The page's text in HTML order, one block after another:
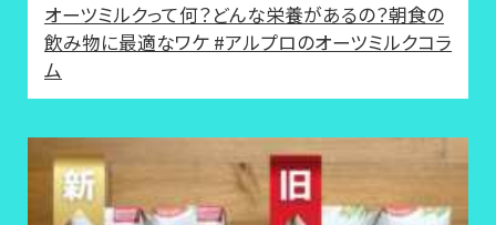
オーツミルクって何？どんな栄養があるの？朝食の
飲み物に最適なワケ #アルプロのオーツミルクコラ
ム